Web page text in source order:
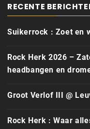
RECENTE
Suikerrock : Zoet en
Rock Herk 2026 –
headbangen en
Groot Verlof III @
Rock Herk : Waar